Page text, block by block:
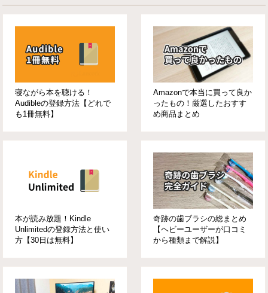
寝ながら本を聴ける！
Audibleの登録方法【どれで
も1冊無料】
Amazonで本当に買って良か
ったもの！厳選したおすす
め商品まとめ
本が読み放題！Kindle
Unlimitedの登録方法と使い
方【30日は無料】
奇跡の歯ブラシの総まとめ
【ヘビーユーザーが口コミ
から種類まで解説】